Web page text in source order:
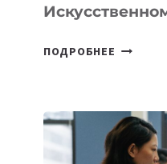
ПОДРОБНЕЕ
НОВЫЕ